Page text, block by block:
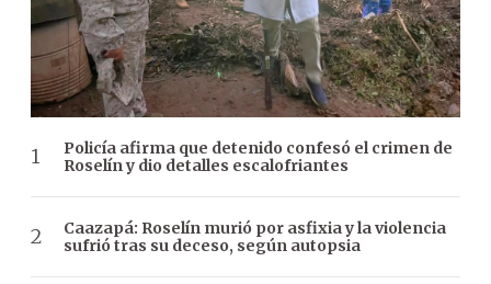
Policía afirma que detenido confesó el crimen de
Roselín y dio detalles escalofriantes
Caazapá: Roselín murió por asfixia y la violencia
sufrió tras su deceso, según autopsia